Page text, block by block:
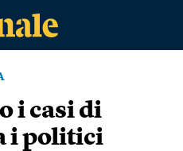
i casi di
i politici